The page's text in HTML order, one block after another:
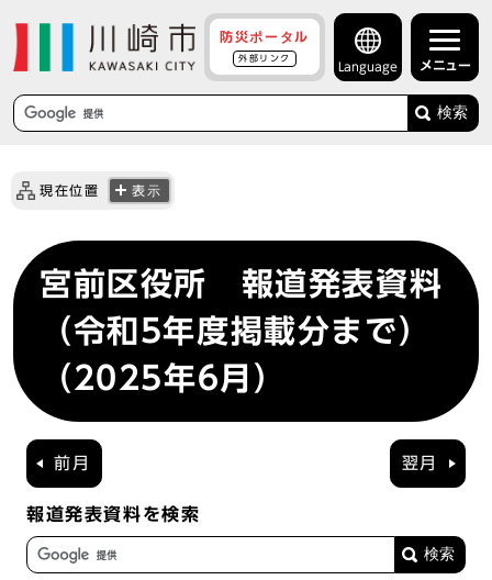
防災ポータル
外部リンク
Language メニュー
検索
現在位置 表示
宮前区役所 報道発表資料
（令和5年度掲載分まで）
（2025年6月）
前月 翌月
報道発表資料を検索